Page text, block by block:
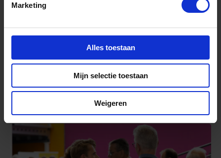
Marketing
Alles toestaan
Mijn selectie toestaan
Weigeren
Gerelateerde nieuwsberichten